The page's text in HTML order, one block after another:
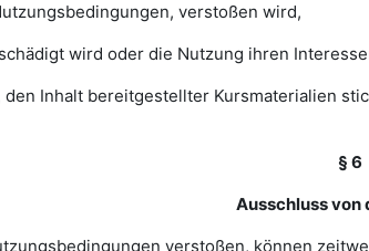
verstoßen wird,
wird oder die Nutzung ihren
Inhalt bereitgestellter Kursmaterialien
§ 6
Ausschluss von
verstoßen, können